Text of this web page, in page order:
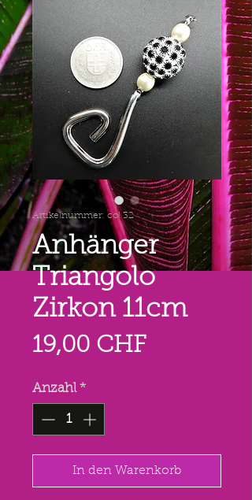
Artikelnummer: col 32
Anhänger
Triangolo
Zirkon 11cm
19,00 CHFPreis
Anzahl *
In den Warenkorb